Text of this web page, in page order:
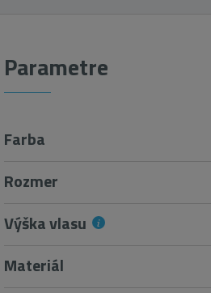
Parametre
Farba
Rozmer
Výška vlasu
Materiál